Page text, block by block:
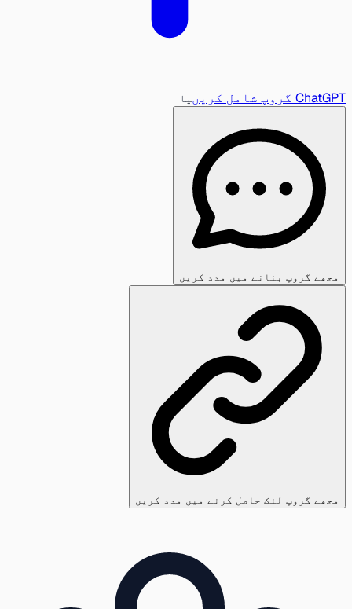
ChatGPT گروپ شامل کریں یا
مجھے گروپ بنانے میں مدد کریں
مجھے گروپ لنک حاصل کرنے میں مدد کریں